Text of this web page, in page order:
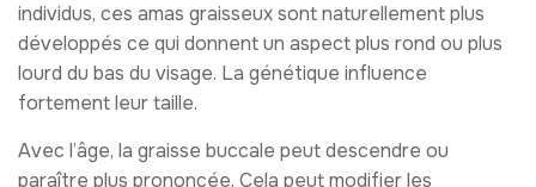
individus, ces amas graisseux sont naturellement plus
développés ce qui donnent un aspect plus rond ou plus
lourd du bas du visage. La génétique influence
fortement leur taille.
Avec l’âge, la graisse buccale peut descendre ou
paraître plus prononcée. Cela peut modifier les